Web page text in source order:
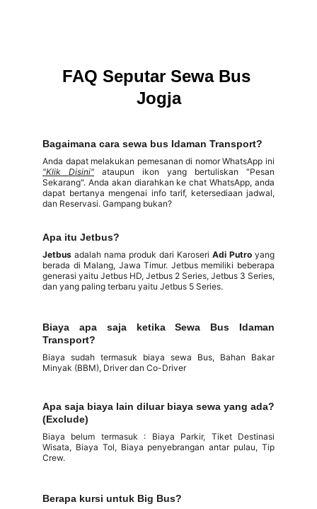
FAQ Seputar Sewa Bus
Jogja
Bagaimana cara sewa bus Idaman Transport?
Anda dapat melakukan pemesanan di nomor WhatsApp ini
"Klik Disini" ataupun ikon yang bertuliskan "Pesan
Sekarang". Anda akan diarahkan ke chat WhatsApp, anda
dapat bertanya mengenai info tarif, ketersediaan jadwal,
dan Reservasi. Gampang bukan?
Apa itu Jetbus?
Jetbus adalah nama produk dari Karoseri Adi Putro yang
berada di Malang, Jawa Timur. Jetbus memiliki beberapa
generasi yaitu Jetbus HD, Jetbus 2 Series, Jetbus 3 Series,
dan yang paling terbaru yaitu Jetbus 5 Series.
Biaya apa saja ketika Sewa Bus Idaman
Transport?
Biaya sudah termasuk biaya sewa Bus, Bahan Bakar
Minyak (BBM), Driver dan Co-Driver
Apa saja biaya lain diluar biaya sewa yang ada?
(Exclude)
Biaya belum termasuk : Biaya Parkir, Tiket Destinasi
Wisata, Biaya Tol, Biaya penyebrangan antar pulau, Tip
Crew.
Berapa kursi untuk Big Bus?